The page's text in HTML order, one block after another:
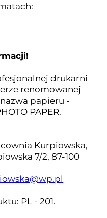
drukarni
renomowanej
papieru -
PAPER.
Kurpiowska,
7/2, 87-100
PL - 201.